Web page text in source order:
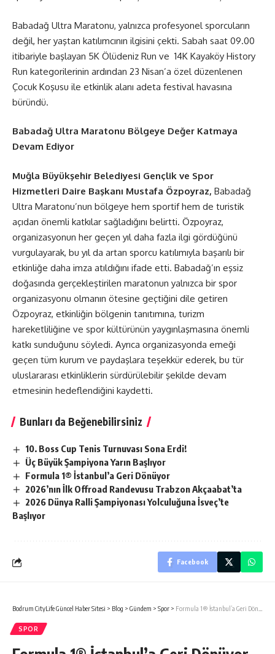
Babadağ Ultra Maratonu, yalnızca profesyonel sporcuların
değil, her yaştan katılımcının ilgisini çekti. Sabah saat 09.00
itibariyle başlayan 5K Ölüdeniz Run ve 14K Kayaköy History
Run kategorilerinin ardından 23 Nisan’a özel düzenlenen
Çocuk Koşusu ile etkinlik alanı adeta festival havasına
büründü.
Babadağ Ultra Maratonu Bölgeye Değer Katmaya
Devam Ediyor
Muğla Büyükşehir Belediyesi Gençlik ve Spor
Hizmetleri Daire Başkanı Mustafa Özpoyraz, Babadağ
Ultra Maratonu’nun bölgeye hem sportif hem de turistik
açıdan önemli katkılar sağladığını belirtti. Özpoyraz,
organizasyonun her geçen yıl daha fazla ilgi gördüğünü
vurgulayarak, bu yıl da artan sporcu katılımıyla başarılı bir
etkinliğe daha imza atıldığını ifade etti. Babadağ’ın eşsiz
doğasında gerçekleştirilen maratonun yalnızca bir spor
organizasyonu olmanın ötesine geçtiğini dile getiren
Özpoyraz, etkinliğin bölgenin tanıtımına, turizm
hareketliliğine ve spor kültürünün yaygınlaşmasına önemli
katkı sunduğunu söyledi. Ayrıca organizasyonda emeği
geçen tüm kurum ve paydaşlara teşekkür ederek, bu tür
uluslararası etkinliklerin sürdürülebilir şekilde devam
etmesinin hedeflendiğini kaydetti.
Bunları da Beğenebilirsiniz
10. Boss Cup Tenis Turnuvası Sona Erdi!
Üç Büyük Şampiyona Yarın Başlıyor
Formula 1® İstanbul’a Geri Dönüyor
2026’nın İlk Offroad Randevusu Trabzon Akçaabat’ta
2026 Dünya Ralli Şampiyonası Yolculuğuna İsveç’te
Başlıyor
Facebook
Bodrum CityLife Güncel Haber Sitesi > Blog > Gündem > Spor > Formula 1® İstanbul’a Geri Dönüyor
SPOR